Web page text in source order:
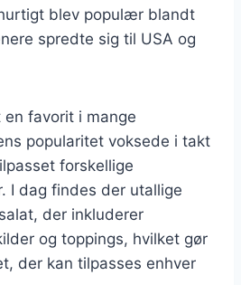
blev populær blandt
spredte sig til USA og
favorit i mange
popularitet voksede i takt
forskellige
I dag findes der utallige
der inkluderer
og toppings, hvilket gør
der kan tilpasses enhver